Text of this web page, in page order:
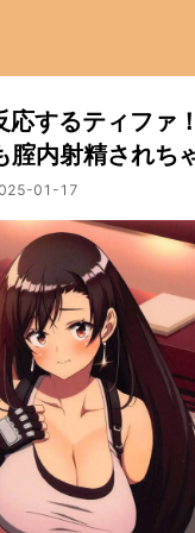
応するティファ
腟内射精されち
01-17